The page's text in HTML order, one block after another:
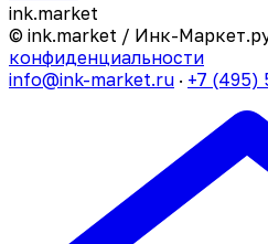
ink.market
© ink.market / Инк-
конфиденциальности
info@ink-market.ru · +7 (495)